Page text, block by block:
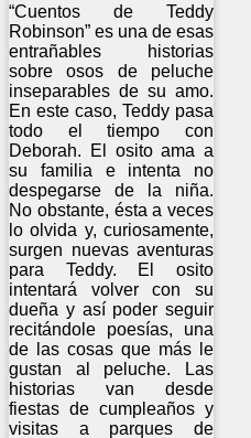
“Cuentos de Teddy
Robinson” es una de esas
entrañables historias
sobre osos de peluche
inseparables de su amo.
En este caso, Teddy pasa
todo el tiempo con
Deborah. El osito ama a
su familia e intenta no
despegarse de la niña.
No obstante, ésta a veces
lo olvida y, curiosamente,
surgen nuevas aventuras
para Teddy. El osito
intentará volver con su
dueña y así poder seguir
recitándole poesías, una
de las cosas que más le
gustan al peluche. Las
historias van desde
fiestas de cumpleaños y
visitas a parques de